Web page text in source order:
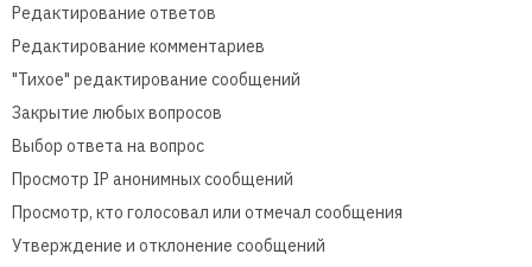
Редактирование ответов
Редактирование комментариев
"Тихое" редактирование сообщений
Закрытие любых вопросов
Выбор ответа на вопрос
Просмотр IP анонимных сообщений
Просмотр, кто голосовал или отмечал сообщения
Утверждение и отклонение сообщений